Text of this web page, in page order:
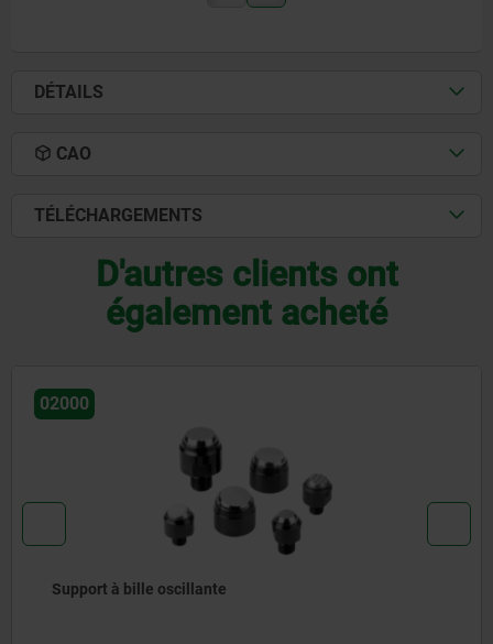
DÉTAILS
CAO
TÉLÉCHARGEMENTS
D'autres clients ont
également acheté
02004
Support oscillant retour automatique en position